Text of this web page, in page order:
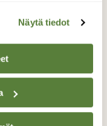
Näytä tiedot
23.5.2020